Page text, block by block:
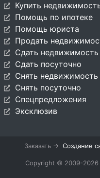
Купить
Помощь по ипотеке
Помощь юриста
Продать
Сдать недвижимость
Сдать посуточно
Снять недвижимость
Снять посуточно
Спецпредложения
Эксклюзив
Заказать → Создание
Copyright © 2009-2026